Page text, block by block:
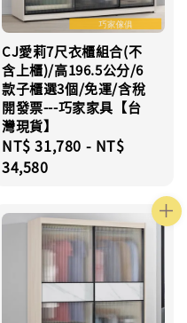
CJ愛莉7尺衣櫃組合(不
含上櫃)/高196.5公分/6
款子櫃選3個/免運/含稅
開發票---巧家家具【台
灣現貨】
Regular
price
NT$ 31,780 - NT$
34,580